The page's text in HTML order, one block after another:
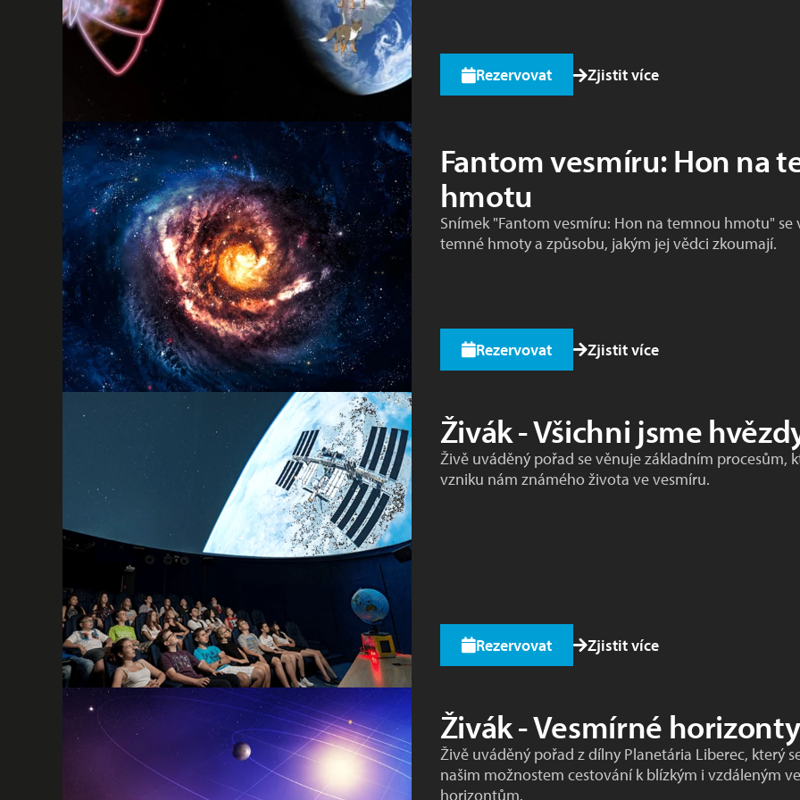
Rezervovat Zjistit více
Fantom vesmíru: Hon na
hmotu
Snímek "Fantom vesmíru: Hon na temnou hmotu"
temné hmoty a způsobu, jakým jej vědci zkoumají.
Rezervovat Zjistit více
Živák - Všichni jsme
Živě uváděný pořad se věnuje základním procesům,
vzniku nám známého života ve vesmíru.
Rezervovat Zjistit více
Živák - Vesmírné horizonty
Živě uváděný pořad z dílny Planetária Liberec, který
našim možnostem cestování k blízkým i vzdáleným
horizontům.